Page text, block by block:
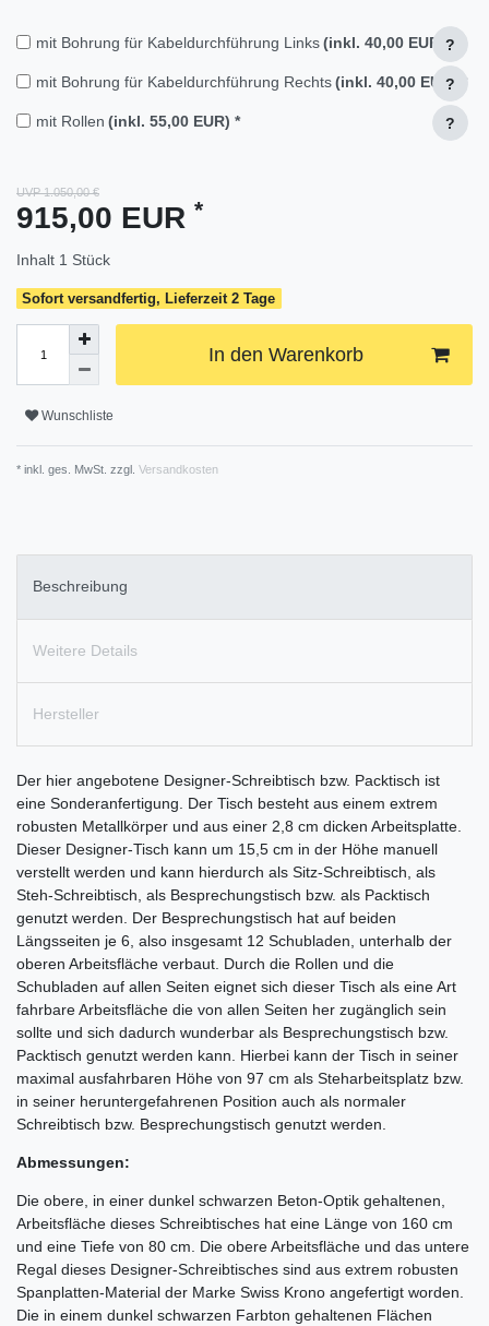
mit Bohrung für Kabeldurchführung Links (inkl. 40,00 EUR)*
?
mit Bohrung für Kabeldurchführung Rechts (inkl. 40,00 EUR)
?
mit Rollen (inkl. 55,00 EUR) * ?
UVP 1.050,00 €
915,00 EUR *
Inhalt 1 Stück
Sofort versandfertig, Lieferzeit 2 Tage
In den Warenkorb
Wunschliste
* inkl. ges. MwSt. zzgl. Versandkosten
Beschreibung
Weitere Details
Hersteller
Der hier angebotene Designer-Schreibtisch bzw. Packtisch ist
eine Sonderanfertigung. Der Tisch besteht aus einem extrem
robusten Metallkörper und aus einer 2,8 cm dicken Arbeitsplatte.
Dieser Designer-Tisch kann um 15,5 cm in der Höhe manuell
verstellt werden und kann hierdurch als Sitz-Schreibtisch, als
Steh-Schreibtisch, als Besprechungstisch bzw. als Packtisch
genutzt werden. Der Besprechungstisch hat auf beiden
Längsseiten je 6, also insgesamt 12 Schubladen, unterhalb der
oberen Arbeitsfläche verbaut. Durch die Rollen und die
Schubladen auf allen Seiten eignet sich dieser Tisch als eine Art
fahrbare Arbeitsfläche die von allen Seiten her zugänglich sein
sollte und sich dadurch wunderbar als Besprechungstisch bzw.
Packtisch genutzt werden kann. Hierbei kann der Tisch in seiner
maximal ausfahrbaren Höhe von 97 cm als Steharbeitsplatz bzw.
in seiner heruntergefahrenen Position auch als normaler
Schreibtisch bzw. Besprechungstisch genutzt werden.
Abmessungen:
Die obere, in einer dunkel schwarzen Beton-Optik gehaltenen,
Arbeitsfläche dieses Schreibtisches hat eine Länge von 160 cm
und eine Tiefe von 80 cm. Die obere Arbeitsfläche und das untere
Regal dieses Designer-Schreibtisches sind aus extrem robusten
Spanplatten-Material der Marke Swiss Krono angefertigt worden.
Die in einem dunkel schwarzen Farbton gehaltenen Flächen